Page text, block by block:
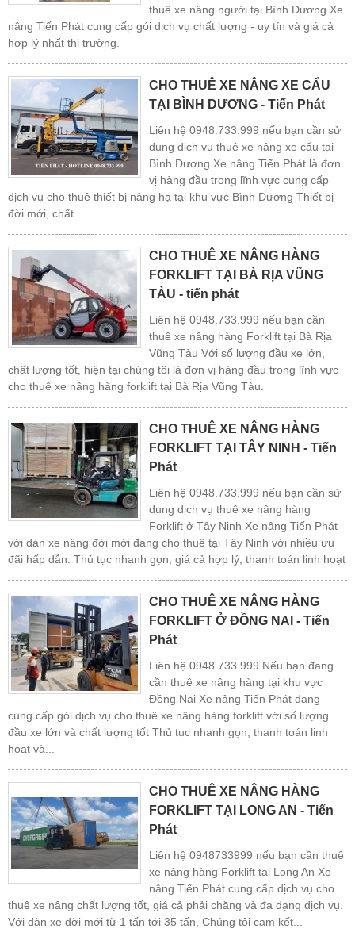
thuê xe nâng người tại Bình Dương Xe
nâng Tiến Phát cung cấp gói dịch vụ chất lượng - uy tín và giá cả
hợp lý nhất thị trường.
CHO THUÊ XE NÂNG XE CẨU
TẠI BÌNH DƯƠNG - Tiến Phát
Liên hệ 0948.733.999 nếu bạn cần sử
dụng dịch vụ thuê xe nâng xe cẩu tại
Bình Dương Xe nâng Tiến Phát là đơn
vị hàng đầu trong lĩnh vực cung cấp
dịch vụ cho thuê thiết bị nâng hạ tại khu vực Bình Dương Thiết bị
đời mới, chất...
CHO THUÊ XE NÂNG HÀNG
FORKLIFT TẠI BÀ RỊA VŨNG
TÀU - tiến phát
Liên hệ 0948.733.999 nếu bạn cần
thuê xe nâng hàng Forklift tại Bà Rịa
Vũng Tàu Với số lượng đầu xe lớn,
chất lượng tốt, hiện tại chúng tôi là đơn vị hàng đầu trong lĩnh vực
cho thuê xe nâng hàng forklift tại Bà Rịa Vũng Tàu.
CHO THUÊ XE NÂNG HÀNG
FORKLIFT TẠI TÂY NINH - Tiến
Phát
Liên hệ 0948.733.999 nếu bạn cần sử
dụng dịch vụ thuê xe nâng hàng
Forklift ở Tây Ninh Xe nâng Tiến Phát
với dàn xe nâng đời mới đang cho thuê tại Tây Ninh với nhiều ưu
đãi hấp dẫn. Thủ tục nhanh gọn, giá cả hợp lý, thanh toán linh hoạt
CHO THUÊ XE NÂNG HÀNG
FORKLIFT Ở ĐỒNG NAI - Tiến
Phát
Liên hệ 0948.733.999 Nếu bạn đang
cần thuê xe nâng hàng tại khu vực
Đồng Nai Xe nâng Tiến Phát đang
cung cấp gói dịch vụ cho thuê xe nâng hàng forklift với số lượng
đầu xe lớn và chất lượng tốt Thủ tục nhanh gọn, thanh toán linh
hoạt và...
CHO THUÊ XE NÂNG HÀNG
FORKLIFT TẠI LONG AN - Tiến
Phát
Liên hệ 0948733999 nếu bạn cần thuê
xe nâng hàng Forklift tại Long An Xe
nâng Tiến Phát cung cấp dịch vụ cho
thuê xe nâng chất lượng tốt, giá cả phải chăng và đa dạng dịch vụ.
Với dàn xe đời mới từ 1 tấn tới 35 tấn, Chúng tôi cam kết...